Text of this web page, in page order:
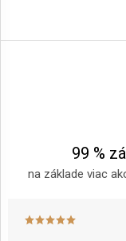
á
99 %
na základe viac